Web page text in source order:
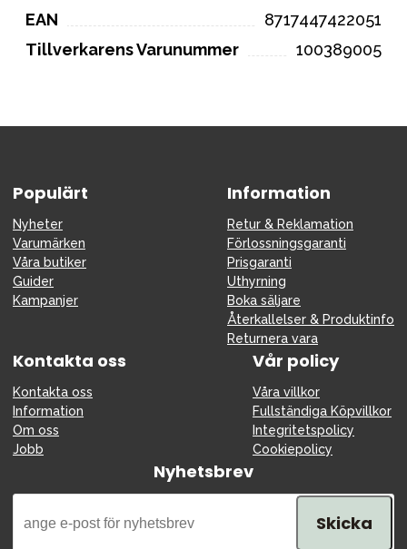
EAN
8717447422051
Tillverkarens Varunummer
100389005
Populärt
Nyheter
Varumärken
Våra butiker
Guider
Kampanjer
Information
Retur & Reklamation
Förlossningsgaranti
Prisgaranti
Uthyrning
Boka säljare
Återkallelser & Produktinfo
Returnera vara
Kontakta oss
Kontakta oss
Information
Om oss
Jobb
Vår policy
Våra villkor
Fullständiga Köpvillkor
Integritetspolicy
Cookiepolicy
Nyhetsbrev
Skicka